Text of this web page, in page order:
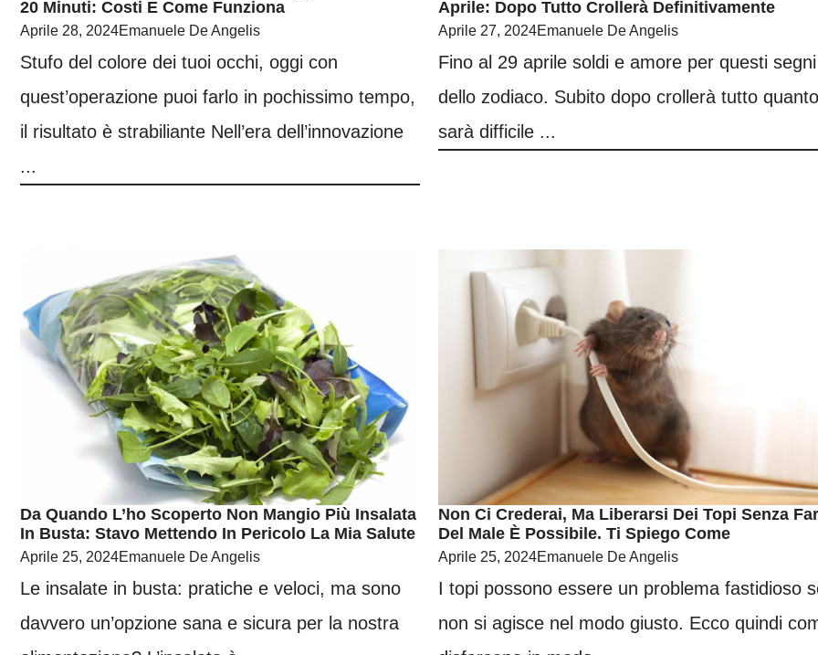
20 Minuti: Costi E Come Funziona
Aprile 28, 2024Emanuele De Angelis
Stufo del colore dei tuoi occhi, oggi con
quest’operazione puoi farlo in pochissimo tempo,
il risultato è strabiliante Nell’era dell’innovazione
...
Aprile: Dopo Tutto Crollerà Definitivamente
Aprile 27, 2024Emanuele De Angelis
Fino al 29 aprile soldi e amore per questi segni
dello zodiaco. Subito dopo crollerà tutto
sarà difficile ...
Da Quando L’ho Scoperto Non Mangio Più Insalata
In Busta: Stavo Mettendo In Pericolo La Mia Salute
Aprile 25, 2024Emanuele De Angelis
Le insalate in busta: pratiche e veloci, ma sono
davvero un’opzione sana e sicura per la nostra
Non Ci Crederai, Ma Liberarsi Dei Topi Senza
Del Male È Possibile. Ti Spiego Come
Aprile 25, 2024Emanuele De Angelis
I topi possono essere un problema fastidioso
non si agisce nel modo giusto. Ecco quindi